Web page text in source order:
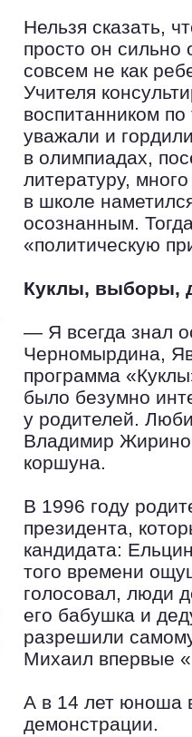
Нельзя сказать,
просто он сильно
совсем не как
Учителя
воспитанником
уважали и
в олимпиадах,
литературу,
в школе
осознанным.
«политическую
Куклы, выборы,
— Я всегда знал
Черномырдина,
программа
было безумно
у родителей.
Владимир
коршуна.
В 1996 году
президента,
кандидата:
того времени
голосовал, люди
его бабушка и
разрешили
Михаил впервые
А в 14 лет юноша
демонстрации.